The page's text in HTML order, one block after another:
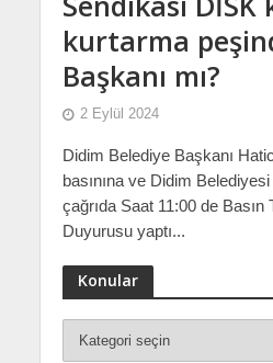
kurtarma
Başkanı mı?
2 Eylül 2024
Didim Belediye Başkanı
basınına ve Didim Belediyesi
çağrıda Saat 11:00 de Basın
Duyurusu yaptı...
Konular